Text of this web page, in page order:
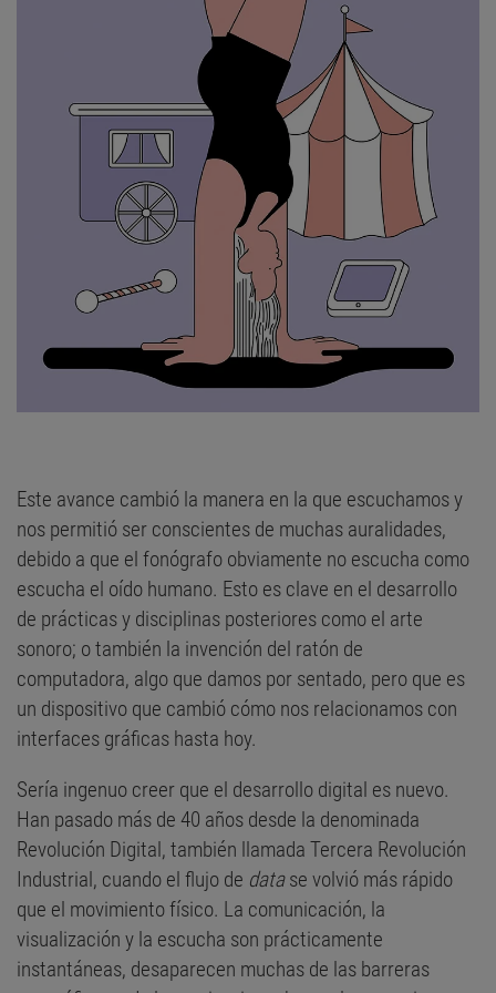
Este avance cambió la manera en la que escuchamos y
nos permitió ser conscientes de muchas auralidades,
debido a que el fonógrafo obviamente no escucha como
escucha el oído humano. Esto es clave en el desarrollo
de prácticas y disciplinas posteriores como el arte
sonoro; o también la invención del ratón de
computadora, algo que damos por sentado, pero que es
un dispositivo que cambió cómo nos relacionamos con
interfaces gráficas hasta hoy.
Sería ingenuo creer que el desarrollo digital es nuevo.
Han pasado más de 40 años desde la denominada
Revolución Digital, también llamada Tercera Revolución
Industrial, cuando el flujo de datase volvió más rápido
que el movimiento físico. La comunicación, la
visualización y la escucha son prácticamente
instantáneas, desaparecen muchas de las barreras